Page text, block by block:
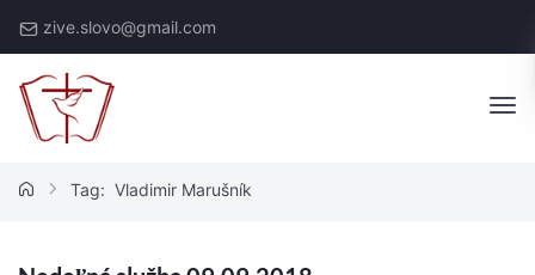
content
zive.slovo@gmail.com
Živé
Slovo
Tag: Vladimir Marušník